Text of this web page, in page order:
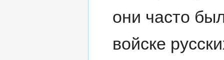
они часто
войске